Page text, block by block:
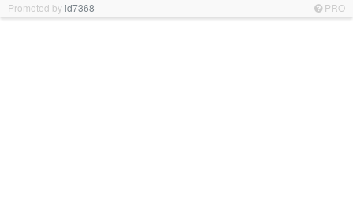
Promoted byid7368 PRO